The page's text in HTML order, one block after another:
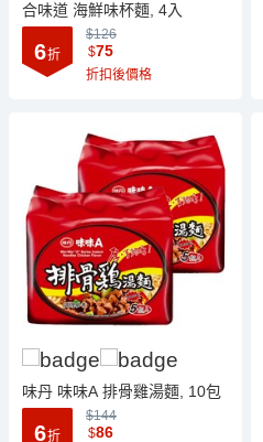
合味道 海鮮味杯麵, 4入
6折
$126
$75
折扣後價格
味丹 味味A 排骨雞湯麵, 10包
6折
$144
$86